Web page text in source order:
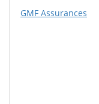
GMF Assurances